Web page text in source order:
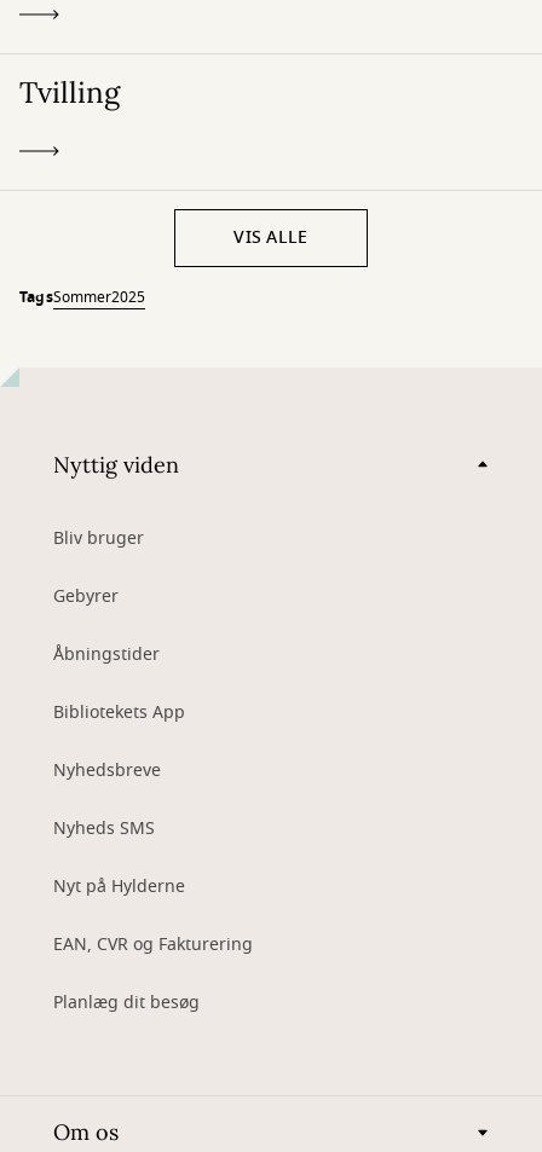
Tvilling
VIS ALLE
TagsSommer2025
Nyttig viden
Bliv bruger
Gebyrer
Åbningstider
Bibliotekets App
Nyhedsbreve
Nyheds SMS
Nyt på Hylderne
EAN, CVR og Fakturering
Planlæg dit besøg
Om os